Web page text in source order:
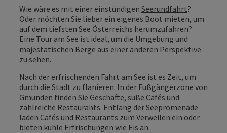
Wie wäre es mit einer einstündigen Seerundfahrt?
Oder möchten Sie lieber ein eigenes Boot mieten, um
auf dem tiefsten See Österreichs herumzufahren?
Eine Tour am See ist ideal, um die Umgebung und
majestätischen Berge aus einer anderen Perspektive
zu sehen.
Nach der erfrischenden Fahrt am See ist es Zeit, um
durch die Stadt zu flanieren. In der Fußgängerzone von
Gmunden finden Sie Geschäfte, süße Cafés und
zahlreiche Restaurants. Entlang der Seepromenade
laden Cafés und Restaurants zum Verweilen ein oder
bieten kühle Erfrischungen wie Eis an.